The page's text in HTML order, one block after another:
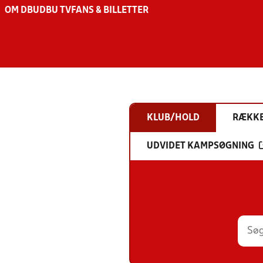
OM DBU DBU TV FANS & BILLETTER
KLUB/HOLD
UDVIDET KAMPSØGNING